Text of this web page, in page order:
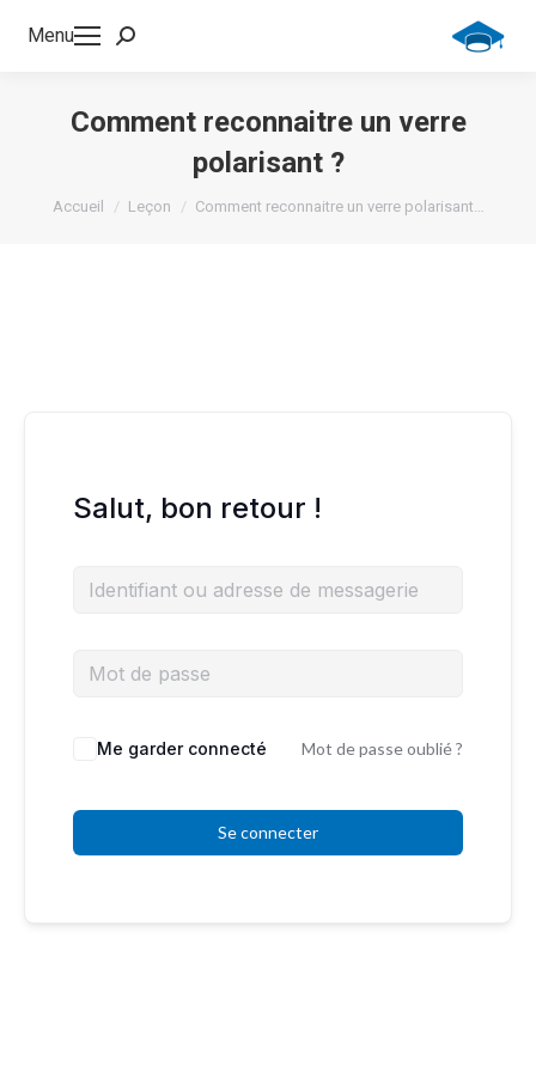
Menu
Recherche
Comment reconnaitre un verre
polarisant ?
Vous êtes ici :
Accueil Leçon Comment reconnaitre un verre polarisant…
Salut, bon retour !
Me garder connecté Mot de passe oublié ?
Se connecter